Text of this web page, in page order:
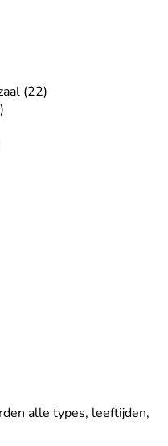
(22)
alle types, leeftijden,